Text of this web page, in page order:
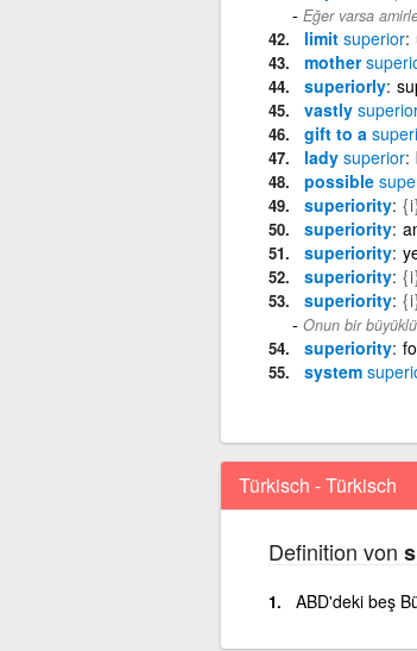
Eğer varsa
limit superior
mother
superiorly
vastly
gift to a
lady superior
possible
superiority
superiority
superiority
superiority
superiority
Onun bir
superiority
system
Türkisch - Türkisch
Definition von
ABD'deki beş